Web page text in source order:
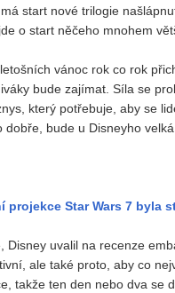
start nové trilogie
o start něčeho mnohem
vánoc rok co rok
bude zajímat. Síla se
který potřebuje, aby se
dobře, bude u Disneyho
projekce Star Wars 7 byla
Disney uvalil na recenze
ale také proto, aby co
takže ten den nebo dva se